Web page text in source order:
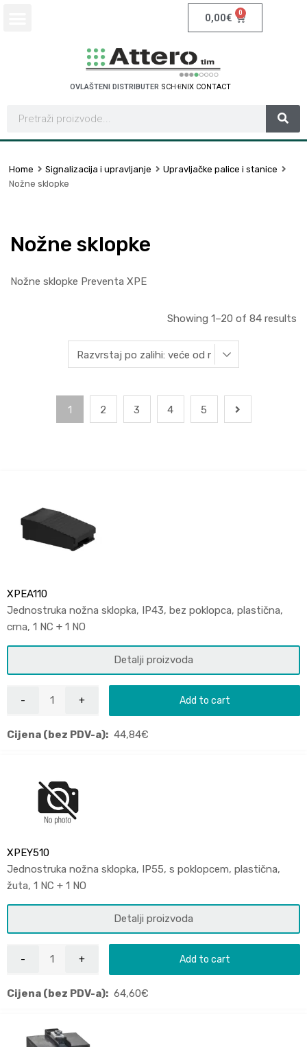
0,00€ 0
OVLAŠTENI DISTRIBUTER SCHNEIDER ELECTRI
Home Signalizacija i upravljanje
Upravljačke palice i stanice
Nožne sklopke
Nožne sklopke
Nožne sklopke Preventa XPE
Showing 1–20 of 84 results
1 2 3 4 5
XPEA110
Jednostruka nožna sklopka, IP43, bez poklopca, plastična,
crna, 1 NC + 1 NO
Detalji proizvoda
Add to cart
Cijena (bez PDV-a): 44,84€
XPEY510
Jednostruka nožna sklopka, IP55, s poklopcem, plastična,
žuta, 1 NC + 1 NO
Detalji proizvoda
Add to cart
Cijena (bez PDV-a): 64,60€